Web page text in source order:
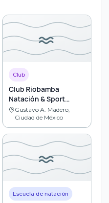
Club
Club Riobamba
Natación & Sport
Complex
Gustavo A. Madero,
Ciudad de México
Escuela de natación